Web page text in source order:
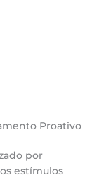
Proativo
por
estímulos